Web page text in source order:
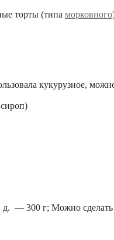
торты (типа морковного
кукурузное,
300 г; Можно сделать